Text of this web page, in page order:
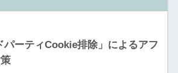
ーティCookie排除」によるアフ